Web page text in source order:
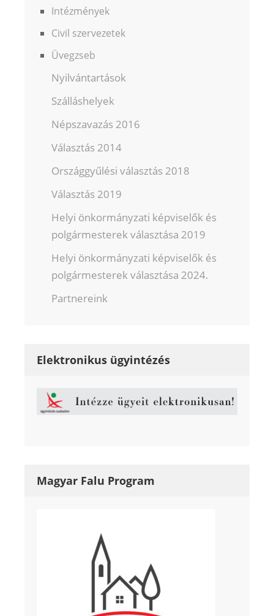
Intézmények
Civil szervezetek
Üvegzseb
Nyilvántartások
Szálláshelyek
Népszavazás 2016
Választás 2014
Országgyűlési választás 2018
Választás 2019
Helyi önkormányzati képviselők és
polgármesterek választása 2019
Helyi önkormányzati képviselők és
polgármesterek választása 2024.
Partnereink
Elektronikus ügyintézés
Magyar Falu Program